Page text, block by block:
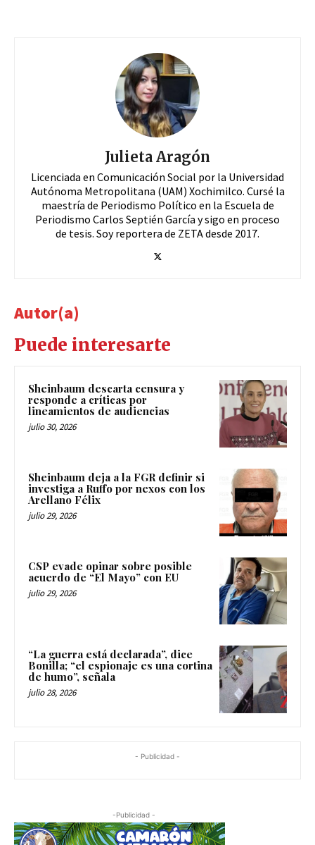
Julieta Aragón
Licenciada en Comunicación Social por la Universidad
Autónoma Metropolitana (UAM) Xochimilco. Cursé la
maestría de Periodismo Político en la Escuela de
Periodismo Carlos Septién García y sigo en proceso
de tesis. Soy reportera de ZETA desde 2017.
Autor(a)
Puede interesarte
Sheinbaum descarta censura y
responde a críticas por
lineamientos de audiencias
julio 30, 2026
Sheinbaum deja a la FGR definir si
investiga a Ruffo por nexos con los
Arellano Félix
julio 29, 2026
CSP evade opinar sobre posible
acuerdo de “El Mayo” con EU
julio 29, 2026
“La guerra está declarada”, dice
Bonilla; “el espionaje es una cortina
de humo”, señala
julio 28, 2026
- Publicidad -
-Publicidad -